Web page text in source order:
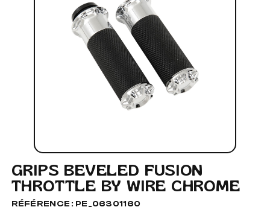
GRIPS BEVELED FUSION
THROTTLE BY WIRE CHROME
RÉFÉRENCE : PE_06301160